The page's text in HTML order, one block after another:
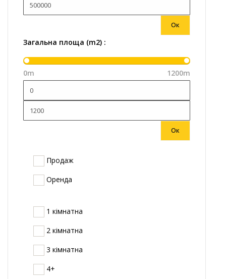
Ок
Загальна площа (m2) :
0m 1200m
Ок
Продаж
Оренда
1 кімнатна
2 кімнатна
3 кімнатна
4+